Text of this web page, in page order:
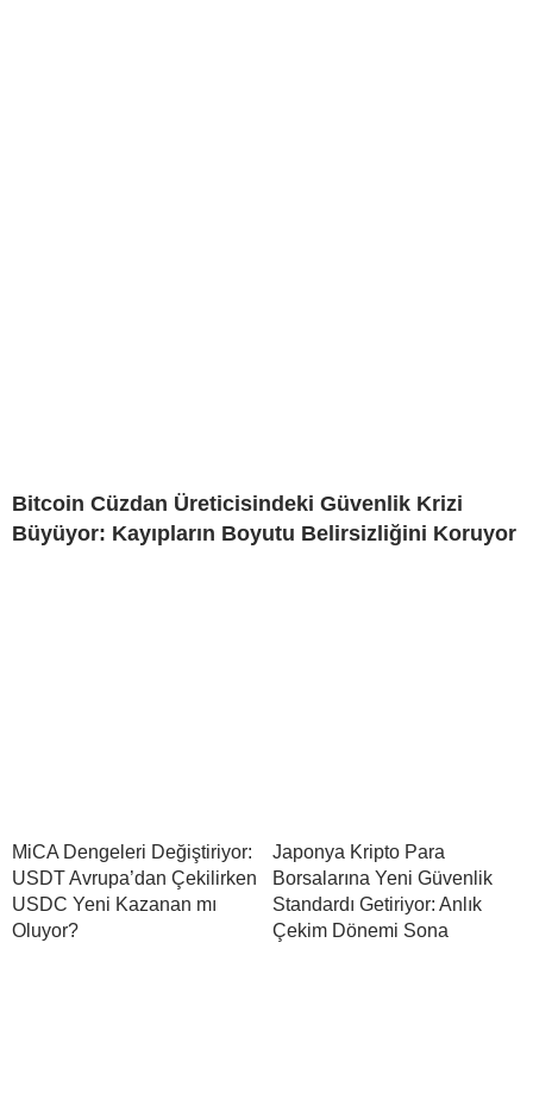
Bitcoin Cüzdan Üreticisindeki Güvenlik Krizi
Büyüyor: Kayıpların Boyutu Belirsizliğini Koruyor
MiCA Dengeleri Değiştiriyor:
USDT Avrupa’dan Çekilirken
USDC Yeni Kazanan mı
Oluyor?
Japonya Kripto Para
Borsalarına Yeni Güvenlik
Standardı Getiriyor: Anlık
Çekim Dönemi Sona